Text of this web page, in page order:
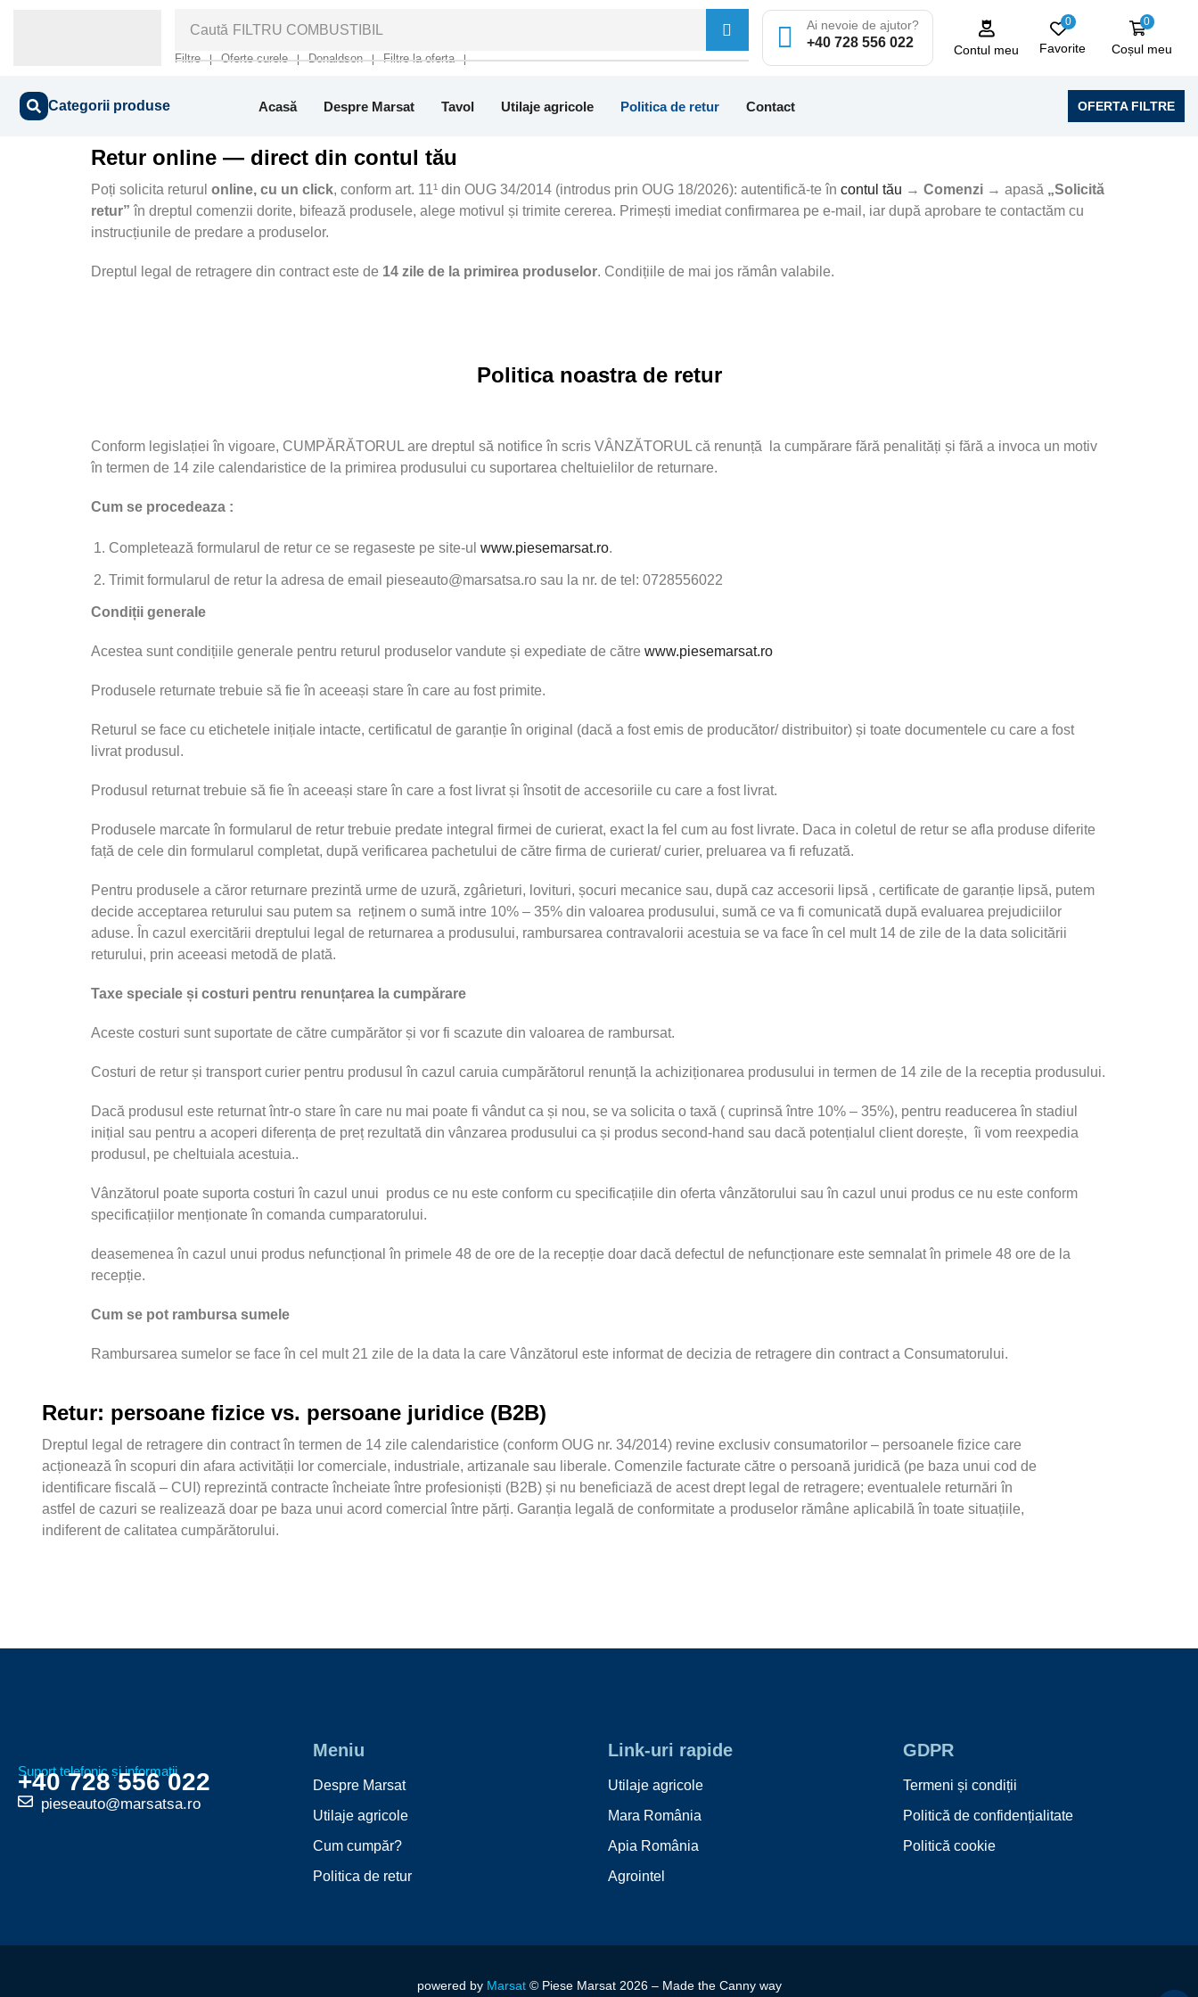
Caută FILTRU COMBUSTIBIL
Filtre ❘ Oferte curele ❘ Donaldson ❘ Filtre la oferta ❘
Ai nevoie de ajutor?
+40 728 556 022
Contul meu
0
Favorite
0
Coșul meu
Categorii produse Acasă Despre Marsat Tavol Utilaje agricole Politica de retur Contact OFERTA FILTRE
Retur online — direct din contul tău
Poți solicita returul online, cu un click, conform art. 11¹ din OUG 34/2014 (introdus prin OUG 18/2026): autentifică-te în contul tău → Comenzi → apasă „Solicită
retur” în dreptul comenzii dorite, bifează produsele, alege motivul și trimite cererea. Primești imediat confirmarea pe e-mail, iar după aprobare te contactăm cu
instrucțiunile de predare a produselor.
Dreptul legal de retragere din contract este de 14 zile de la primirea produselor. Condițiile de mai jos rămân valabile.
Politica noastra de retur
Conform legislației în vigoare, CUMPĂRĂTORUL are dreptul să notifice în scris VÂNZĂTORUL că renunță la cumpărare fără penalități și fără a invoca un motiv
în termen de 14 zile calendaristice de la primirea produsului cu suportarea cheltuielilor de returnare.
Cum se procedeaza :
Completează formularul de retur ce se regaseste pe site-ul www.piesemarsat.ro.
Trimit formularul de retur la adresa de email pieseauto@marsatsa.ro sau la nr. de tel: 0728556022
Condiții generale
Acestea sunt condițiile generale pentru returul produselor vandute și expediate de către www.piesemarsat.ro
Produsele returnate trebuie să fie în aceeași stare în care au fost primite.
Returul se face cu etichetele inițiale intacte, certificatul de garanție în original (dacă a fost emis de producător/ distribuitor) și toate documentele cu care a fost
livrat produsul.
Produsul returnat trebuie să fie în aceeași stare în care a fost livrat și însotit de accesoriile cu care a fost livrat.
Produsele marcate în formularul de retur trebuie predate integral firmei de curierat, exact la fel cum au fost livrate. Daca in coletul de retur se afla produse diferite
față de cele din formularul completat, după verificarea pachetului de către firma de curierat/ curier, preluarea va fi refuzată.
Pentru produsele a căror returnare prezintă urme de uzură, zgârieturi, lovituri, șocuri mecanice sau, după caz accesorii lipsă , certificate de garanție lipsă, putem
decide acceptarea returului sau putem sa reținem o sumă intre 10% – 35% din valoarea produsului, sumă ce va fi comunicată după evaluarea prejudiciilor
aduse. În cazul exercitării dreptului legal de returnarea a produsului, rambursarea contravalorii acestuia se va face în cel mult 14 de zile de la data solicitării
returului, prin aceeasi metodă de plată.
Taxe speciale și costuri pentru renunțarea la cumpărare
Aceste costuri sunt suportate de către cumpărător și vor fi scazute din valoarea de rambursat.
Costuri de retur și transport curier pentru produsul în cazul caruia cumpărătorul renunță la achiziționarea produsului in termen de 14 zile de la receptia produsului.
Dacă produsul este returnat într-o stare în care nu mai poate fi vândut ca și nou, se va solicita o taxă ( cuprinsă între 10% – 35%), pentru readucerea în stadiul
inițial sau pentru a acoperi diferența de preț rezultată din vânzarea produsului ca și produs second-hand sau dacă potențialul client dorește, îi vom reexpedia
produsul, pe cheltuiala acestuia..
Vânzătorul poate suporta costuri în cazul unui produs ce nu este conform cu specificațiile din oferta vânzătorului sau în cazul unui produs ce nu este conform
specificațiilor menționate în comanda cumparatorului.
deasemenea în cazul unui produs nefuncțional în primele 48 de ore de la recepție doar dacă defectul de nefuncționare este semnalat în primele 48 ore de la
recepție.
Cum se pot rambursa sumele
Rambursarea sumelor se face în cel mult 21 zile de la data la care Vânzătorul este informat de decizia de retragere din contract a Consumatorului.
Retur: persoane fizice vs. persoane juridice (B2B)
Dreptul legal de retragere din contract în termen de 14 zile calendaristice (conform OUG nr. 34/2014) revine exclusiv consumatorilor – persoanele fizice care
acționează în scopuri din afara activității lor comerciale, industriale, artizanale sau liberale. Comenzile facturate către o persoană juridică (pe baza unui cod de
identificare fiscală – CUI) reprezintă contracte încheiate între profesioniști (B2B) și nu beneficiază de acest drept legal de retragere; eventualele returnări în
astfel de cazuri se realizează doar pe baza unui acord comercial între părți. Garanția legală de conformitate a produselor rămâne aplicabilă în toate situațiile,
indiferent de calitatea cumpărătorului.
Suport telefonic și informații
+40 728 556 022
pieseauto@marsatsa.ro
Meniu
Despre Marsat
Utilaje agricole
Cum cumpăr?
Politica de retur
Link-uri rapide
Utilaje agricole
Mara România
Apia România
Agrointel
GDPR
Termeni și condiții
Politică de confidențialitate
Politică cookie
powered by Marsat © Piese Marsat 2026 – Made the Cannyway